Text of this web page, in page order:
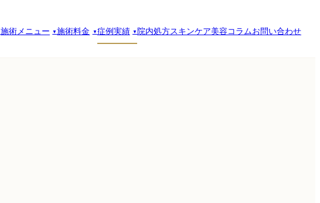
施術メニュー 施術料金 症例実績 院内処方スキンケア美容コラムお問い合わせ